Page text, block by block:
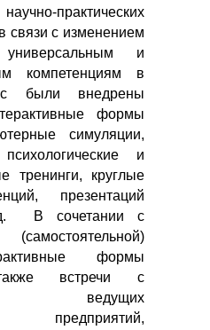
практических
связи с изменением
и
компетенциям в
были внедрены
формы
симуляции,
и
тренинги, круглые
презентаций
д.
В сочетании с
формы
встречи с
ведущих
предприятий,